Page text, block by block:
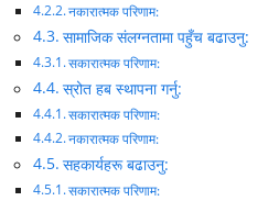
नकारात्मक परिणाम:
सामाजिक संलग्नतामा पहुँच बढाउनु:
सकारात्मक परिणाम:
स्रोत हब स्थापना गर्नु:
सकारात्मक परिणाम:
नकारात्मक परिणाम:
सहकार्यहरू बढाउनु:
सकारात्मक परिणाम: